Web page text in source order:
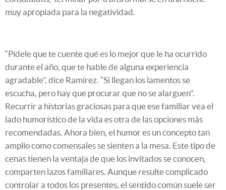
muy apropiada para la negatividad.
“Pídele que te cuente qué es lo mejor que le ha ocurrido
durante el año, que te hable de alguna experiencia
agradable”, dice Ramírez. “Si llegan los lamentos se
escucha, pero hay que procurar que no se alarguen".
Recurrir a historias graciosas para que ese familiar vea el
lado humorístico de la vida es otra de las opciones más
recomendadas. Ahora bien, el humor es un concepto tan
amplio como comensales se sienten a la mesa. Este tipo de
cenas tienen la ventaja de que los invitados se conocen,
comparten lazos familiares. Aunque resulte complicado
controlar a todos los presentes, el sentido común suele ser